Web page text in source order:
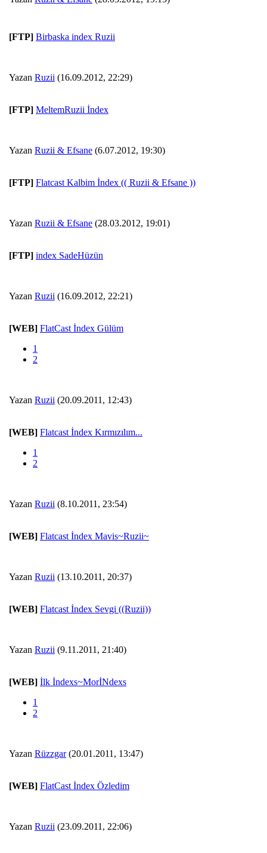
[FTP] Birbaska index Ruzii
Yazan Ruzii (16.09.2012, 22:29)
[FTP] MeltemRuzii İndex
Yazan Ruzii & Efsane (6.07.2012, 19:30)
[FTP] Flatcast Kalbim İndex (( Ruzii & Efsane ))
Yazan Ruzii & Efsane (28.03.2012, 19:01)
[FTP] index SadeHüzün
Yazan Ruzii (16.09.2012, 22:21)
[WEB] FlatCast İndex Gülüm
1
2
Yazan Ruzii (20.09.2011, 12:43)
[WEB] Flatcast İndex Kırmızılım...
1
2
Yazan Ruzii (8.10.2011, 23:54)
[WEB] Flatcast İndex Mavis~Ruzii~
Yazan Ruzii (13.10.2011, 20:37)
[WEB] Flatcast İndex Sevgi ((Ruzii))
Yazan Ruzii (9.11.2011, 21:40)
[WEB] İlk İndexs~MorİNdexs
1
2
Yazan Rüzzgar(20.01.2011, 13:47)
[WEB] FlatCast İndex Özledim
Yazan Ruzii (23.09.2011, 22:06)